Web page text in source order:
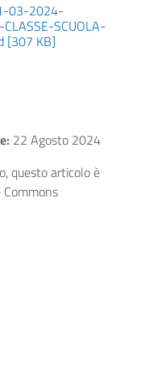
03-2024-
SCUOLA-
[307 KB]
22 Agosto 2024
questo articolo è